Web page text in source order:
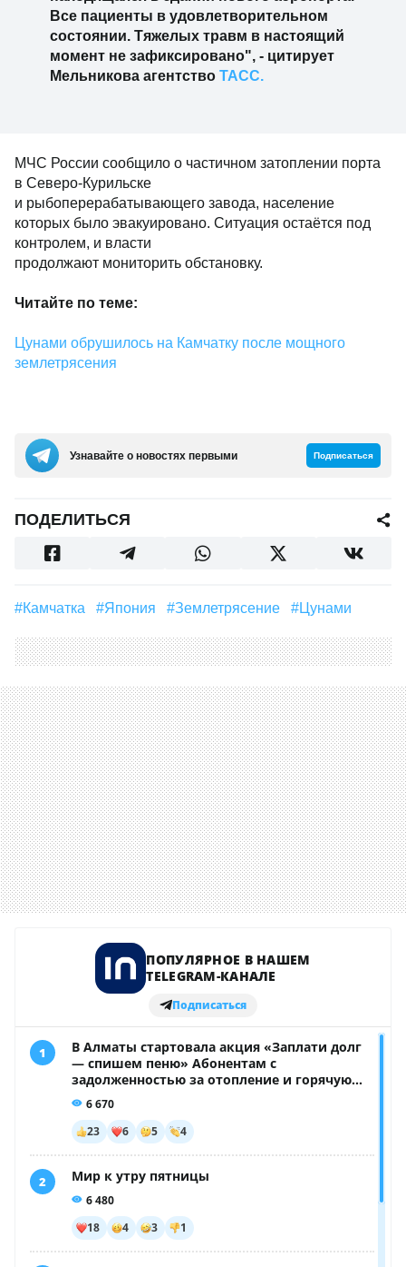
Все пациенты в удовлетворительном
состоянии. Тяжелых травм в настоящий
момент не зафиксировано", - цитирует
Мельникова агентство ТАСС.
МЧС России сообщило о частичном затоплении порта
в Северо-Курильске
и рыбоперерабатывающего завода, население
которых было эвакуировано. Ситуация остаётся под
контролем, и власти
продолжают мониторить обстановку.
Читайте по теме:
Цунами обрушилось на Камчатку после мощного
землетрясения
Узнавайте о новостях первыми Подписаться
ПОДЕЛИТЬСЯ
#Камчатка #Япония #землетрясение #цунами